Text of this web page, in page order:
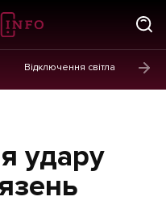
Відключення світла
удару